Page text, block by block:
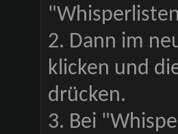
2. Dann im
klicken und
drücken.
3. Bei